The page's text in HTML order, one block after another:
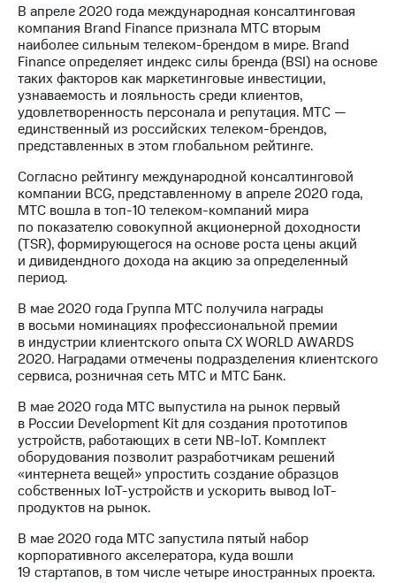
В апреле 2020 года международная консалтинговая
компания Brand Finance признала МТС вторым
наиболее сильным телеком-брендом в мире. Brand
Finance определяет индекс силы бренда (BSI) на основе
таких факторов как маркетинговые инвестиции,
узнаваемость и лояльность среди клиентов,
удовлетворенность персонала и репутация. МТС —
единственный из российских телеком-брендов,
представленных в этом глобальном рейтинге.
Согласно рейтингу международной консалтинговой
компании BCG, представленному в апреле 2020 года,
МТС вошла в топ-10 телеком-компаний мира
по показателю совокупной акционерной доходности
(TSR), формирующегося на основе роста цены акций
и дивидендного дохода на акцию за определенный
период.
В мае 2020 года Группа МТС получила награды
в восьми номинациях профессиональной премии
в индустрии клиентского опыта СХ WORLD AWARDS
2020. Наградами отмечены подразделения клиентского
сервиса, розничная сеть МТС и МТС Банк.
В мае 2020 года МТС выпустила на рынок первый
в России Development Kit для создания прототипов
устройств, работающих в сети NB-IoT. Комплект
оборудования позволит разработчикам решений
«интернета вещей» упростить создание образцов
собственных IoT-устройств и ускорить вывод IoT-
продуктов на рынок.
В мае 2020 года МТС запустила пятый набор
корпоративного акселератора, куда вошли
19 стартапов, в том числе четыре иностранных проекта.